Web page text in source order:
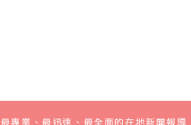
最專業、最迅速、最全面的在地新聞報導